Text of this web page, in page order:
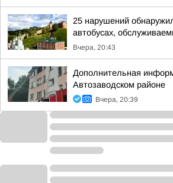
25 нарушений
автобусах,
Вчера, 20:43
Дополнительная
Автозаводском районе
Вчера, 20:39